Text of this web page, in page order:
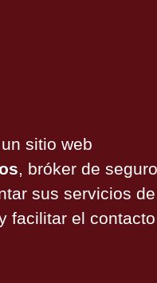
sitio web
, bróker de
sus servicios de
facilitar el contacto